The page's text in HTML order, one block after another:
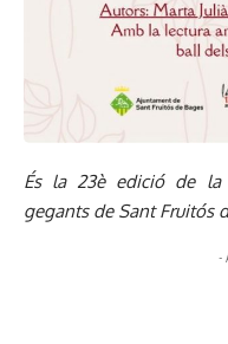
És la 23è edició de la
gegants de Sant Fruitós
-